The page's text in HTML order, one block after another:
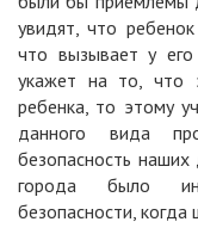
увидят, что
что вызывает у
укажет на то, что
ребенка, то этому
данного вида
безопасность
города было
безопасности,